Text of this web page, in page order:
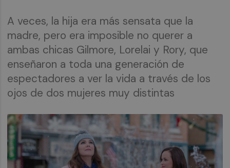
A veces, la hija era más sensata que la
madre, pero era imposible no querer a
ambas chicas Gilmore, Lorelai y Rory, que
enseñaron a toda una generación de
espectadores a ver la vida a través de los
ojos de dos mujeres muy distintas